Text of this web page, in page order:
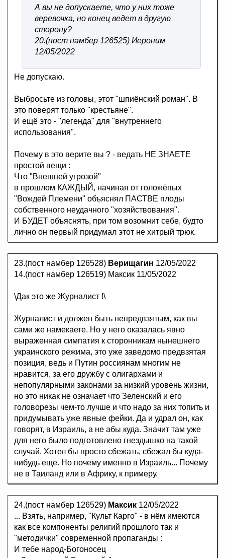
А вы не допускаете, что у них тоже
веревочка, но конец ведет в другую
сторону?
20.(пост намбер 126525) Иероним
12/05/2022
Не допускаю.
Выбросьте из головы, этот "шпиёнский роман". В
это поверят только "крестьяне".
И ещё это - "легенда" для "внутреннего
использования".
Почему в это верите вы ? - ведать НЕ ЗНАЕТЕ
простой вещи :
Что "Внешней угрозой"
в прошлом КАЖДЫЙ, начиная от голожёпых
"Вождей Племени" объяснял ПАСТВЕ плоды
собственного неудачного "хозяйствования".
И БУДЕТ объяснять, при том возомнит себе, будто
лично он первый придумал этот не хитрый трюк.
23.(пост намбер 126528) Верищагин 12/05/2022
14.(пост намбер 126519) Максик 11/05/2022
\Дак это же Журналист !\
Журналист и должен быть непредвзятым, как вы
сами же намекаете. Но у него оказалась явно
выраженная симпатия к сторонникам нынешнего
украинского режима, это уже заведомо предвзятая
позиция, ведь и Путин россиянам многим не
нравится, за его дружбу с олигархами и
непопулярными законами за низкий уровень жизни,
но это никак не означает что Зеленский и его
головорезы чем-то лучше и что надо за них топить и
придумывать уже явные фейки. Да и удрал он, как
говорят, в Израиль, а не абы куда. Значит там уже
для него было подготовлено гнездышко на такой
случай. Хотел бы просто сбежать, сбежал бы куда-
нибудь еще. Но почему именно в Израиль... Почему
не в Таиланд или в Африку, к примеру.
24.(пост намбер 126529) Максик 12/05/2022
... Взять, например, "Культ Карго" - в нём имеются
как все компоненты религий прошлого так и
"методички" современной пропаганды :
И тебе народ-Богоносец